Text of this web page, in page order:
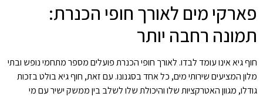
פארקי מים לאורך חופי הכנרת:
תמונה רחבה יותר
חוף גיא אינו עומד לבדו. לאורך חופי הכנרת פועלים מספר מתחמי נופש ובתי
מלון המציעים שירותי מים, כל אחד בסגנונו. עם זאת, חוף גיא בולט בזכות
גודלו, מגוון האטרקציות שלו והיכולת שלו לשלב בין ממשק ישיר עם מי